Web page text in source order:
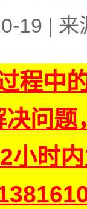
19 | 来
程中
决问题
小时